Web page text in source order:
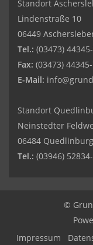
Standort
Lindenstraße 10
06449
Tel.: (03473)
Fax: (03473)
E-Mail:
Standort
Neinstedter
06484 Quedlinburg
Tel.: (03946)
©
Impressum